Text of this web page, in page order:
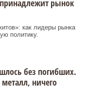
рынок
как лидеры рынка
политику.
без погибших.
ничего